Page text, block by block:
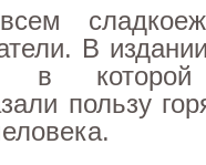
В
в
пользу